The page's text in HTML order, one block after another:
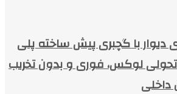
دیوار با گچبری پیش ساخته پلی
تحولی لوکس، فوری و بدون تخریب
داخلی